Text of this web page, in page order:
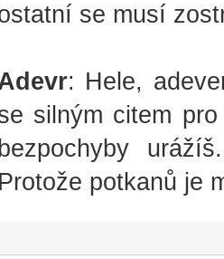
se musí
: Hele,
silným citem
bezpochyby
Protože potkanů je